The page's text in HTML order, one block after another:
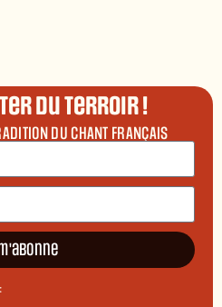
du terroir !
DU CHANT FRANÇAIS